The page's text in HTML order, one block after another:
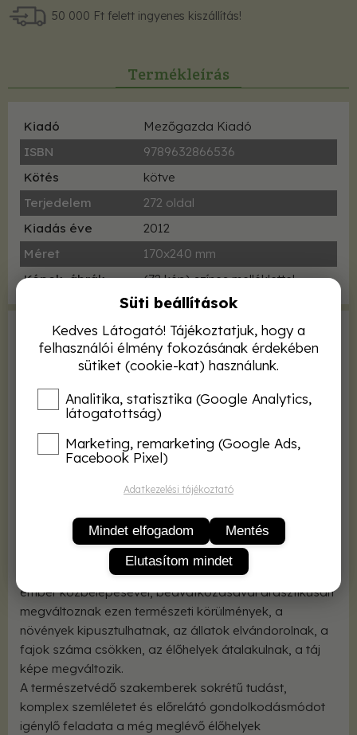
50 000 Ft felett ingyenes kiszállítás!
Termékleírás
Kiadó
Mezőgazda Kiadó
ISBN
9789632866536
Kötés
kötve
Terjedelem
272 oldal
Kiadás éve
2012
Méret
170x240 mm
Képek, ábrák
(72 kép) színes melléklettel
A népesség növekedésével egyre nagyobb teret
foglalunk el a Földön, egyre inkább kihasználva a
igények kielégítése érdekében.
Szinte egyik napról a másikra megváltozik a táj, utak
szelik át az eddig szinte érintetlen területeket, a
városok terjeszkednek, bővül az épített környezet a
területeken is fennáll a veszély, hogy az élőhelyek és az
azokat benépesítő élővilág megsínyli az ember
Egy élőhely közössége addig tud megmaradni,
ameddig a létfeltételei rendelkezésére állnak. Ha az
ember közbelépésével, beavatkozásával drasztikusan
megváltoznak ezen természeti körülmények, a
növények kipusztulhatnak, az állatok elvándorolnak, a
fajok száma csökken, az élőhelyek átalakulnak, a táj
képe megváltozik.
A természetvédő szakemberek sokrétű tudást,
komplex szemléletet és előrelátó gondolkodásmódot
igénylő feladata a még meglévő élőhelyek
Süti beállítások
Kedves Látogató! Tájékoztatjuk, hogy a
felhasználói élmény fokozásának érdekében
sütiket (cookie-kat) használunk.
Analitika, statisztika (Google Analytics,
látogatottság)
Marketing, remarketing (Google Ads,
Facebook Pixel)
Adatkezelési tájékoztató
Mindet elfogadom
Mentés
Elutasítom mindet